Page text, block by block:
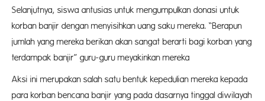
Selanjutnya, siswa antusias untuk mengumpulkan donasi untuk
korban banjir dengan menyisihkan uang saku mereka. “Berapun
jumlah yang mereka berikan akan sangat berarti bagi korban yang
terdampak banjir” guru-guru meyakinkan mereka
Aksi ini merupakan salah satu bentuk kepedulian mereka kepada
para korban bencana banjir yang pada dasarnya tinggal diwilayah